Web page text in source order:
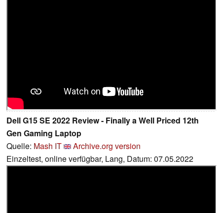
Dell G15 SE 2022 Review - Finally a Well Priced 12th
Gen Gaming Laptop
Quelle: Mash IT
Archive.org version
Einzeltest, online verfügbar, Lang, Datum: 07.05.2022